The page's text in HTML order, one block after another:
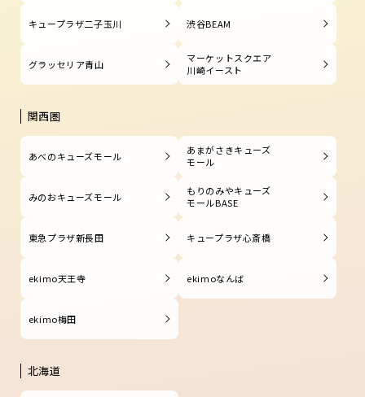
キュープラザ二子玉川 渋谷BEAM
グラッセリア青山
マーケットスクエア
川崎イースト
関西圏
あべのキューズモール
あまがさきキューズ
モール
みのおキューズモール
もりのみやキューズ
モールBASE
東急プラザ新長田 キュープラザ心斎橋
ekimo天王寺 ekimoなんば
ekimo梅田
北海道